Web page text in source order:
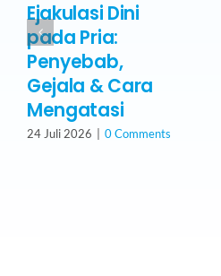
Ejakulasi Dini
pada Pria:
Penyebab,
Gejala & Cara
Mengatasi
24 Juli 2026 0 Comments